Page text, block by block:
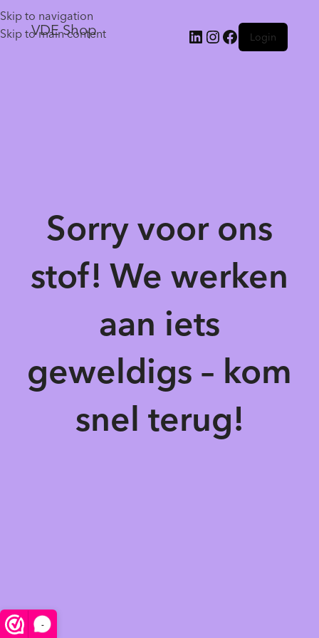
-
Skip to navigation
Skip to main content
VDE Shop Login
Sorry voor ons
stof! We werken
aan iets
geweldigs – kom
snel terug!